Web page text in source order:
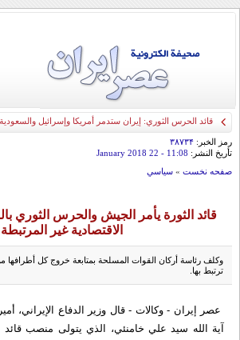
قائد الحرس الثوري: إيران ستدمر أمريكا وإسرائيل
الحمراء
رمز الخبر: ۳۸۷۳۴
تأريخ النشر: 11:08
- 22 January 2018
صفحه نخست » سياسي
قائد الثورة یأمر الجيش والحرس الثوري
الاقتصادية غير المرتبطة
وكلف رئاسة أركان القوات المسلحة بمتابعة خروج كل أطرافها من
ترتبط بها.
عصر إيران - وكالات - قال وزير الدفاع الإيراني،
آية الله سيد علي خامنئي، الذي يتولى منصب